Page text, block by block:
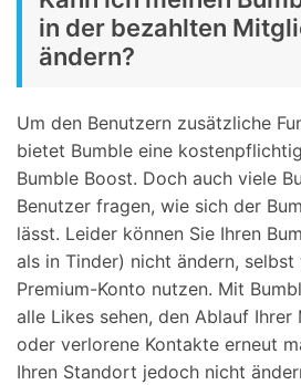
in der bezahlten
ändern?
Um den Benutzern zusätzliche
bietet Bumble eine
Bumble Boost. Doch auch viele
Benutzer fragen, wie sich der
lässt. Leider können Sie Ihren
als in Tinder) nicht ändern, selbst
Premium-Konto nutzen. Mit
alle Likes sehen, den Ablauf Ihrer
oder verlorene Kontakte erneut
Ihren Standort jedoch nicht